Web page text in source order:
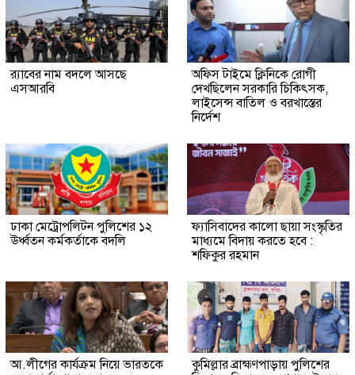
র‍্যাবের নাম বদলে আসছে
এসআরবি
অফিস টাইমে ক্লিনিকে রোগী
দেখছিলেন সরকারি চিকিৎসক,
লাইসেন্স বাতিল ও বরখাস্তের
নির্দেশ
ঢাকা মেট্রোপলিটন পুলিশের ১২
ঊর্ধ্বতন কর্মকর্তাকে বদলি
ফ্যাসিবাদের কালো ছায়া সংস্কৃতির
মাধ্যমে বিদায় করতে হবে :
শফিকুর রহমান
আ.লীগের কার্যক্রম নিয়ে ভারতকে
কুমিল্লার ব্রাহ্মণপাড়ায় পুলিশের